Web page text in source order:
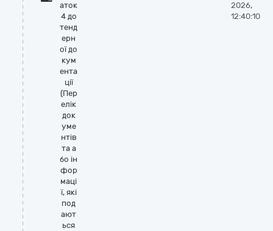
аток
4 до
тенд
ерн
ої до
кум
ента
ції
(Пер
елік
док
уме
нтів
та а
бо ін
фор
маці
ї, які
под
ают
ься
2026,
12:40:10